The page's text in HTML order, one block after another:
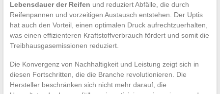
Lebensdauer der Reifen und reduziert Abfälle, die durch
Reifenpannen und vorzeitigen Austausch entstehen. Der Uptis
hat auch den Vorteil, einen optimalen Druck aufrechtzuerhalten,
was einen effizienteren Kraftstoffverbrauch fördert und somit die
Treibhausgasemissionen reduziert.
Die Konvergenz von Nachhaltigkeit und Leistung zeigt sich in
diesen Fortschritten, die die Branche revolutionieren. Die
Hersteller beschränken sich nicht mehr darauf, die